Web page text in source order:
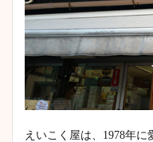
えいこく屋は、1978年